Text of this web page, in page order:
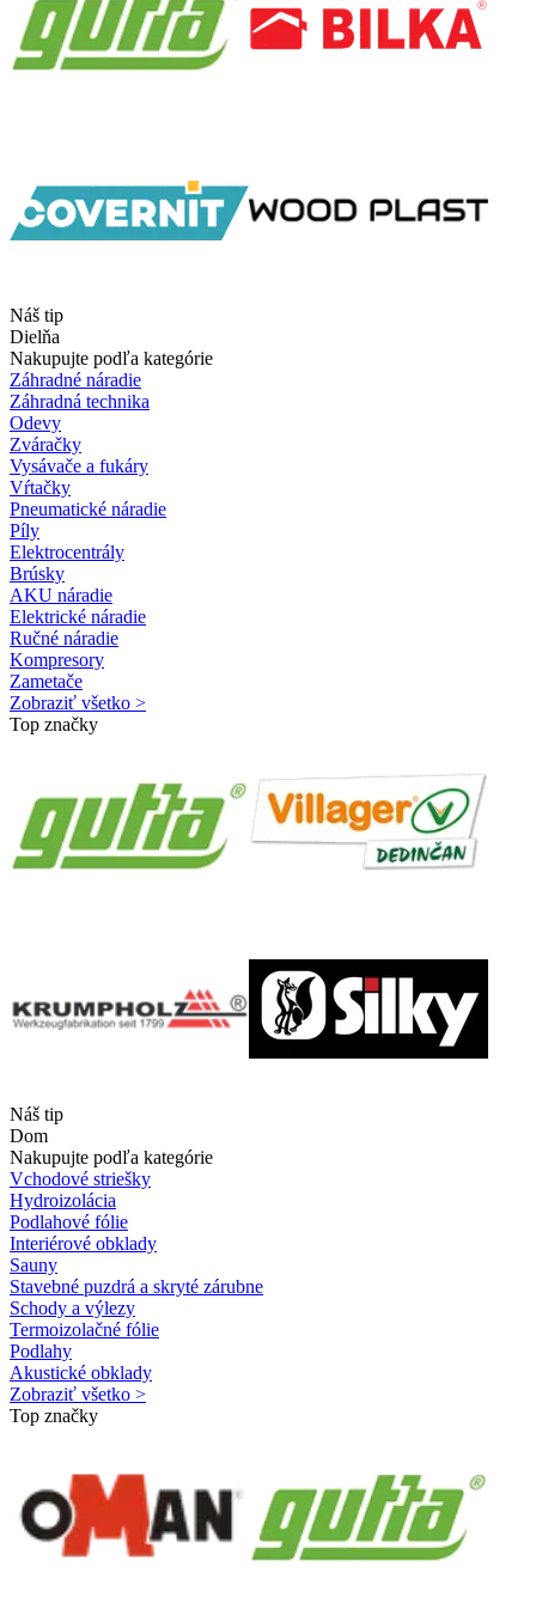
Náš tip
Dielňa
Nakupujte podľa kategórie
Záhradné náradie
Záhradná technika
Odevy
Zváračky
Vysávače a fukáry
Vŕtačky
Pneumatické náradie
Píly
Elektrocentrály
Brúsky
AKU náradie
Elektrické náradie
Ručné náradie
Kompresory
Zametače
Zobraziť všetko >
Top značky
Náš tip
Dom
Nakupujte podľa kategórie
Vchodové striešky
Hydroizolácia
Podlahové fólie
Interiérové obklady
Sauny
Stavebné puzdrá a skryté zárubne
Schody a výlezy
Termoizolačné fólie
Podlahy
Akustické obklady
Zobraziť všetko >
Top značky